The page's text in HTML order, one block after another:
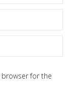
browser for the